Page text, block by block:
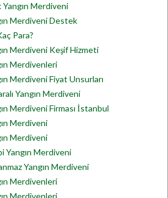
Merdiveni
Merdiveni Destek
Para?
Merdiveni Keşif Hizmeti
Merdivenleri
Merdiveni Fiyat Unsurları
Yangın Merdiveni
Merdiveni Firması İstanbul
Merdiveni
Merdiveni
Yangın Merdiveni
Yangın Merdiveni
Merdivenleri
Merdivenleri